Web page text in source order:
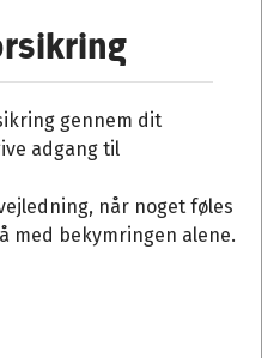
gennem dit
adgang til
når noget føles
med bekymringen alene.